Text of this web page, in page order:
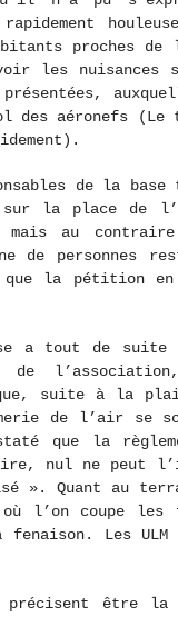
proches de
les nuisances
des aéronefs
de la base
sur la place de
au
de personnes
la pétition
a tout de suite
de
suite à la
de l’air se
que la
nul ne peut
». Quant au
l’on coupe les
Les ULM
précisent être la